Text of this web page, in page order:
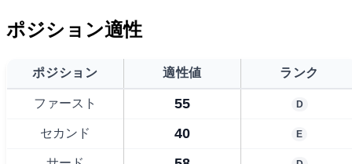
ポジション適性
ポジション 適性値 ランク
ファースト 55 D
セカンド 40 E